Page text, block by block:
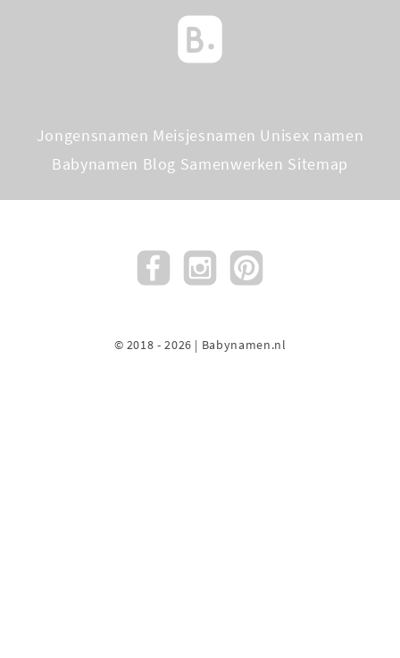
Jongensnamen Meisjesnamen Unisex namen
Babynamen Blog Samenwerken Sitemap
© 2018 - 2026 | Babynamen.nl